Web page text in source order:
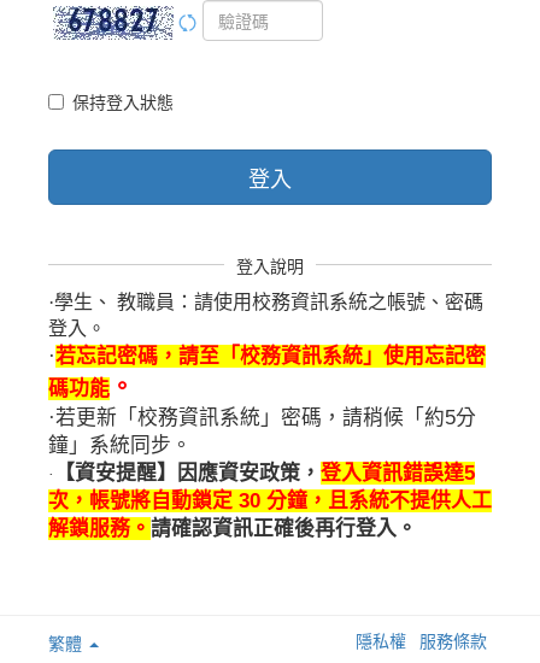
保持登入狀態
登入
登入說明
·學生、 教職員：請使用校務資訊系統之帳號、密碼
登入。
·若忘記密碼，請至「校務資訊系統」使用忘記密
碼功能 。
·若更新「校務資訊系統」密碼，請稍候「約5分
鐘」系統同步。
· 【資安提醒】因應資安政策， 登入資訊錯誤達5
次，帳號將自動鎖定 30 分鐘，且系統不提供人工
解鎖服務。 請確認資訊正確後再行登入。
繁體 隱私權 服務條款